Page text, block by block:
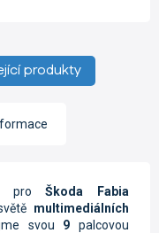
produkty
pro Škoda Fabia
multimediálních
svou 9 palcovou